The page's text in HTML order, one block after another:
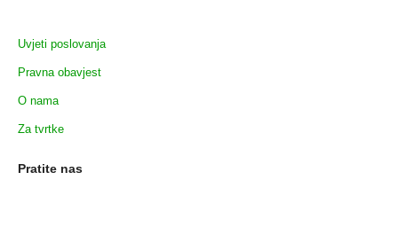
Uvjeti poslovanja
Pravna obavjest
O nama
Za tvrtke
Pratite nas